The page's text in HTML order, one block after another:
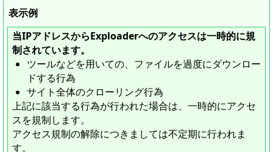
表示例
当IPアドレスからExploaderへのアクセスは一時的に規
制されています。
ツールなどを用いての、ファイルを過度にダウンロー
ドする行為
サイト全体のクローリング行為
上記に該当する行為が行われた場合は、一時的にアクセ
スを規制します。
アクセス規制の解除につきましては不定期に行われま
す。